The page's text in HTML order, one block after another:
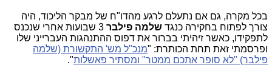
בכל מקרה, גם אם נתעלם לרגע מהדו"ח של מבקר הליכוד, היה
צורך לפתוח בחקירה כנגד שלמה פילבר
3 שבועות אחרי שנכנס
לתפקידו, כאשר זיהיתי בברור את דפוס ההתנהגות העברייני שלו
ופרסמתי זאת תחת הכותרת: "מנכ"ל מש' התקשורת (שלמה
פילבר) "לא סופר אתכם ממטר" ומסתיר פאשלות".